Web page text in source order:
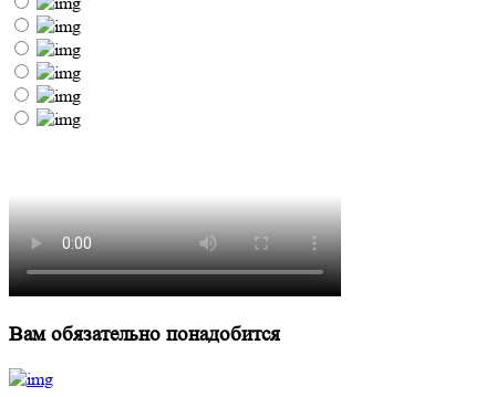
Вам обязательно понадобится